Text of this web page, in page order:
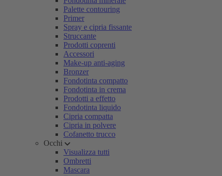
Palette contouring
Primer
Spray e cipria fissante
Struccante
Prodotti coprenti
Accessori
Make-up anti-aging
Bronzer
Fondotinta compatto
Fondotinta in crema
Prodotti a effetto
Fondotinta liquido
Cipria compatta
Cipria in polvere
Cofanetto trucco
Occhi
Visualizza tutti
Ombretti
Mascara